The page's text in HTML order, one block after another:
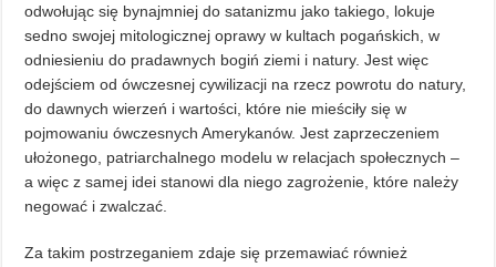
odwołując się bynajmniej do satanizmu jako takiego, lokuje
sedno swojej mitologicznej oprawy w kultach pogańskich, w
odniesieniu do pradawnych bogiń ziemi i natury. Jest więc
odejściem od ówczesnej cywilizacji na rzecz powrotu do natury,
do dawnych wierzeń i wartości, które nie mieściły się w
pojmowaniu ówczesnych Amerykanów. Jest zaprzeczeniem
ułożonego, patriarchalnego modelu w relacjach społecznych –
a więc z samej idei stanowi dla niego zagrożenie, które należy
negować i zwalczać.
Za takim postrzeganiem zdaje się przemawiać również